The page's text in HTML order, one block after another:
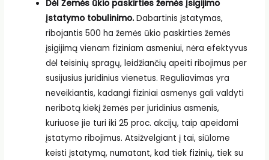
Dėl Žemės ūkio paskirties žemės įsigijimo
įstatymo tobulinimo.Dabartinis įstatymas,
ribojantis 500 ha žemės ūkio paskirties žemės
įsigijimą vienam fiziniam asmeniui, nėra efektyvus
dėl teisinių spragų, leidžiančių apeiti ribojimus per
susijusius juridinius vienetus. Reguliavimas yra
neveikiantis, kadangi fiziniai asmenys gali valdyti
neribotą kiekį žemės per juridinius asmenis,
kuriuose jie turi iki 25 proc. akcijų, taip apeidami
įstatymo ribojimus. Atsižvelgiant į tai, siūlome
keisti įstatymą, numatant, kad tiek fizinių, tiek su